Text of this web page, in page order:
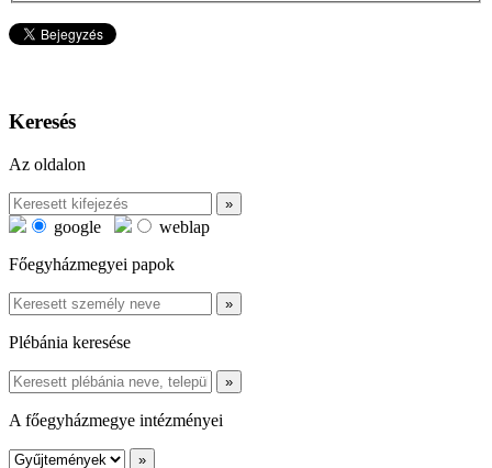
Keresés
Az oldalon
google
weblap
Főegyházmegyei papok
Plébánia keresése
A főegyházmegye intézményei